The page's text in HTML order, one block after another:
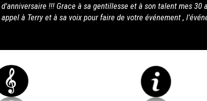
et à son talent mes 30 ans ont été inoubliables. Pour
événement , l'événement de l'année.